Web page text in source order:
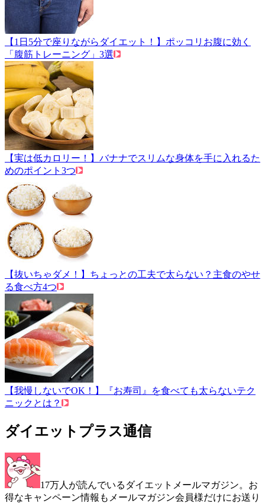
【1日5分で座りながらダイエット！】ポッコリお腹に効く
「腹筋トレーニング」3選
【実は低カロリー！】バナナでスリムな身体を手に入れるた
めのポイント3つ
【抜いちゃダメ！】ちょっとの工夫で太らない？主食のやせ
る食べ方4つ
【我慢しないでOK！】『お寿司』を食べても太らないテク
ニックとは？
ダイエットプラス通信
17万人が読んでいるダイエットメールマガジン。お
得なキャンペーン情報もメールマガジン会員様だけにお送り